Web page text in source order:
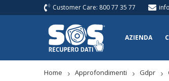
Customer Care: 800 77 35 77
AZIENDA
Home Approfondimenti Gdpr